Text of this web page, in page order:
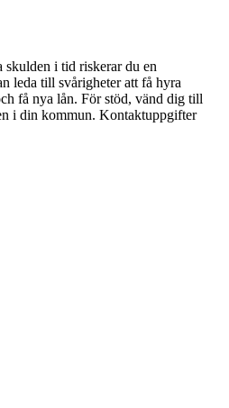
i tid riskerar du en
leda till svårigheter att få hyra
få nya lån. För stöd, vänd dig till
i din kommun. Kontaktuppgifter